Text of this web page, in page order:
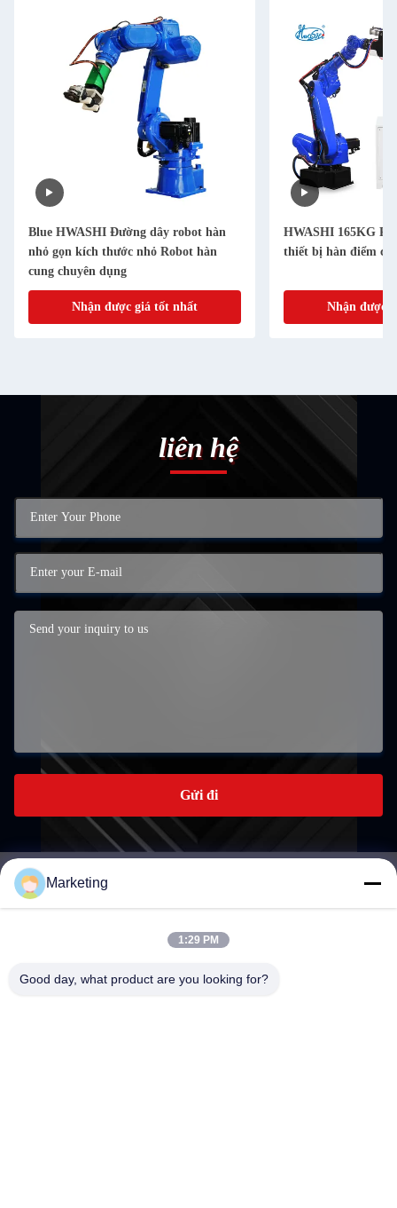
Blue HWASHI Đường dây robot hàn
nhỏ gọn kích thước nhỏ Robot hàn
cung chuyên dụng
Nhận được giá tốt nhất
HWASHI 165KG
thiết bị hàn điểm
Nhận được
liên hệ
Gửi đi
marketing@hwashi.com
Marketing
1:29 PM
Good day, what product are you looking for?